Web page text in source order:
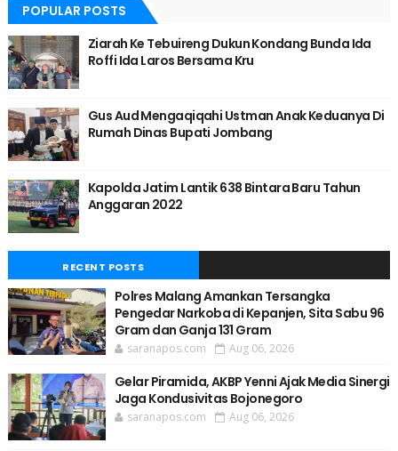
POPULAR POSTS
Ziarah Ke Tebuireng Dukun Kondang Bunda Ida
Roffi Ida Laros Bersama Kru
Gus Aud Mengaqiqahi Ustman Anak Keduanya Di
Rumah Dinas Bupati Jombang
Kapolda Jatim Lantik 638 Bintara Baru Tahun
Anggaran 2022
RECENT POSTS
Polres Malang Amankan Tersangka
Pengedar Narkoba di Kepanjen, Sita Sabu 96
Gram dan Ganja 131 Gram
saranapos.com Aug 06, 2026
Gelar Piramida, AKBP Yenni Ajak Media Sinergi
Jaga Kondusivitas Bojonegoro
saranapos.com Aug 06, 2026